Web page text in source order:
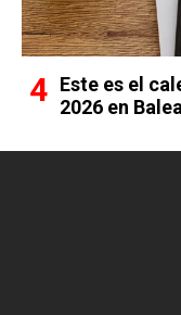
Este es el
2026 en